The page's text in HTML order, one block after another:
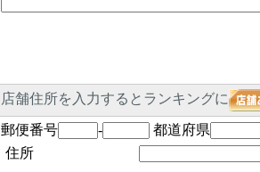
店舗住所を入力するとランキングに
郵便番号 -
都道府県
住所